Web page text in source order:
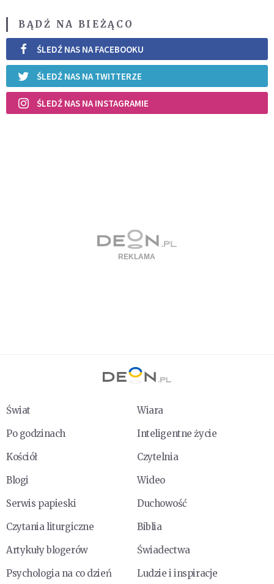
BĄDŹ NA BIEŻĄCO
ŚLEDŹ NAS NA FACEBOOKU
ŚLEDŹ NAS NA TWITTERZE
ŚLEDŹ NAS NA INSTAGRAMIE
Świat
Wiara
Po godzinach
Inteligentne życie
Kościół
Czytelnia
Blogi
Wideo
Serwis papieski
Duchowość
Czytania liturgiczne
Biblia
Artykuły blogerów
Świadectwa
Psychologia na co dzień
Ludzie i inspiracje